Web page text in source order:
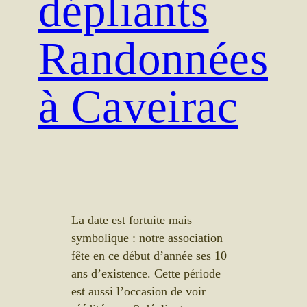
dépliants
Randonnées
à Caveirac
La date est fortuite mais
symbolique : notre association
fête en ce début d’année ses 10
ans d’existence. Cette période
est aussi l’occasion de voir